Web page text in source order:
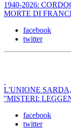
1940-2026:
MORTE DI
facebook
twitter
L'UNIONE
''MISTERI:
facebook
twitter